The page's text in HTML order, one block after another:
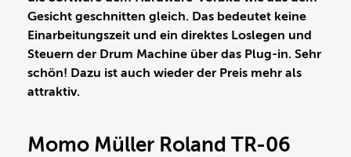
Gesicht geschnitten gleich. Das bedeutet keine
Einarbeitungszeit und ein direktes Loslegen und
Steuern der Drum Machine über das Plug-in. Sehr
schön! Dazu ist auch wieder der Preis mehr als
attraktiv.
Momo Müller Roland TR-06